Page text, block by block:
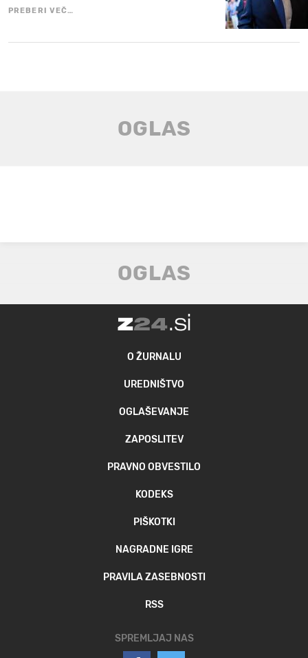
PREBERI VEČ…
O ŽURNALU
UREDNIŠTVO
OGLAŠEVANJE
ZAPOSLITEV
PRAVNO OBVESTILO
KODEKS
PIŠKOTKI
NAGRADNE IGRE
PRAVILA ZASEBNOSTI
RSS
SPREMLJAJ NAS